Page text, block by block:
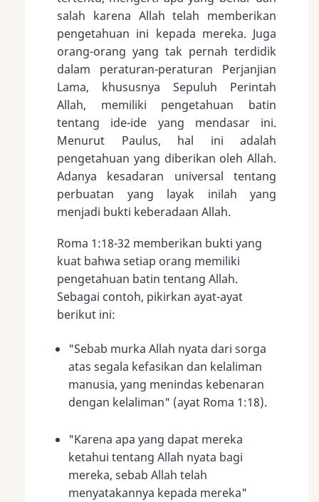
salah karena Allah telah memberikan
pengetahuan ini kepada mereka. Juga
orang-orang yang tak pernah terdidik
dalam peraturan-peraturan Perjanjian
Lama, khususnya Sepuluh Perintah
Allah, memiliki pengetahuan batin
tentang ide-ide yang mendasar ini.
Menurut Paulus, hal ini adalah
pengetahuan yang diberikan oleh Allah.
Adanya kesadaran universal tentang
perbuatan yang layak inilah yang
menjadi bukti keberadaan Allah.
Roma 1:18-32 memberikan bukti yang
kuat bahwa setiap orang memiliki
pengetahuan batin tentang Allah.
Sebagai contoh, pikirkan ayat-ayat
berikut ini:
"Sebab murka Allah nyata dari sorga
atas segala kefasikan dan kelaliman
manusia, yang menindas kebenaran
dengan kelaliman" (ayat Roma 1:18).
"Karena apa yang dapat mereka
ketahui tentang Allah nyata bagi
mereka, sebab Allah telah
menyatakannya kepada mereka"